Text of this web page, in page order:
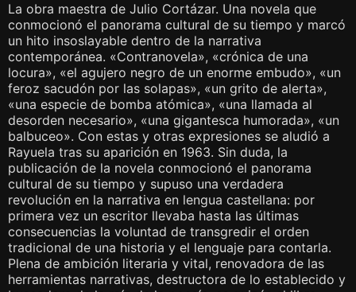
La obra maestra de Julio Cortázar. Una novela que
conmocionó el panorama cultural de su tiempo y marcó
un hito insoslayable dentro de la narrativa
contemporánea. «Contranovela», «crónica de una
locura», «el agujero negro de un enorme embudo», «un
feroz sacudón por las solapas», «un grito de alerta»,
«una especie de bomba atómica», «una llamada al
desorden necesario», «una gigantesca humorada», «un
balbuceo». Con estas y otras expresiones se aludió a
Rayuela tras su aparición en 1963. Sin duda, la
publicación de la novela conmocionó el panorama
cultural de su tiempo y supuso una verdadera
revolución en la narrativa en lengua castellana: por
primera vez un escritor llevaba hasta las últimas
consecuencias la voluntad de transgredir el orden
tradicional de una historia y el lenguaje para contarla.
Plena de ambición literaria y vital, renovadora de las
herramientas narrativas, destructora de lo establecido y